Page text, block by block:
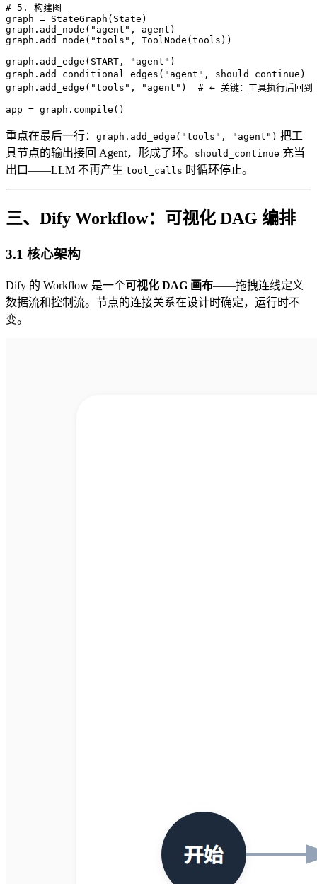
# 5. 构建图
graph = StateGraph(State)
graph.add_node("agent", agent)
graph.add_node("tools", ToolNode(tools))
graph.add_edge(START, "agent")
graph.add_conditional_edges("agent", should_continue)  #
graph.add_edge("tools", "agent")  # ← 关键：工具执行后回到
app = graph.compile()
重点在最后一行： graph.add_edge("tools", "agent") 把工
具节点的输出接回 Agent，形成了环。
should_continue 充当
出口——LLM 不再产生 tool_calls 时循环停止。
三、Dify Workflow：可视化 DAG 编排
3.1 核心架构
Dify 的 Workflow 是一个可视化 DAG 画布——拖拽连线定义
数据流和控制流。节点的连接关系在设计时确定，运行时不
变。